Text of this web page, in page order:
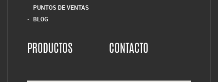
PUNTOS DE VENTAS
BLOG
PRODUCTOS CONTACTO